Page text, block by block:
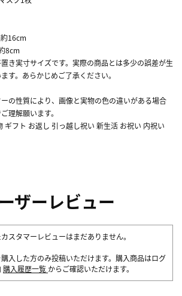
16cm
8cm
き実寸サイズです。実際の商品とは多少の誤差が生
す。あらかじめご了承ください。
の性質により、画像と実物の色の違いがある場合
理解願います。
ギフト お返し 引っ越し祝い 新生活 お祝い 内祝い
ザーレビュー
スタマーレビューはまだありません。
入した方のみ投稿いただけます。購入商品はログ
購入履歴一覧 からご確認いただけます。